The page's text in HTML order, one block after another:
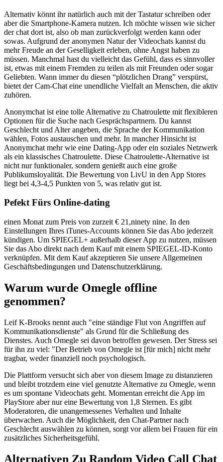
Alternativ könnt ihr natürlich auch mit der Tastatur schreiben oder
aber die Smartphone-Kamera nutzen. Ich möchte wissen wie sicher
der chat dort ist, also ob man zurückverfolgt werden kann oder
sowas. Aufgrund der anonymen Natur der Videochats kannst du
mehr Freude an der Geselligkeit erleben, ohne Angst haben zu
müssen. Manchmal hast du vielleicht das Gefühl, dass es sinnvoller
ist, etwas mit einem Fremden zu teilen als mit Freunden oder sogar
Geliebten. Wann immer du diesen “plötzlichen Drang” verspürst,
bietet der Cam-Chat eine unendliche Vielfalt an Menschen, die aktiv
zuhören.
Anonymchat ist eine tolle Alternative zu Chatroulette mit flexibleren
Optionen für die Suche nach Gesprächspartnern. Du kannst
Geschlecht und Alter angeben, die Sprache der Kommunikation
wählen, Fotos austauschen und mehr. In mancher Hinsicht ist
Anonymchat mehr wie eine Dating-App oder ein soziales Netzwerk
als ein klassisches Chatroulette. Diese Chatroulette-Alternative ist
nicht nur funktionaler, sondern genießt auch eine große
Publikumsloyalität. Die Bewertung von LivU in den App Stores
liegt bei 4,3-4,5 Punkten von 5, was relativ gut ist.
Pefekt Fürs Online-dating
einen Monat zum Preis von zurzeit € 21,ninety nine. In den
Einstellungen Ihres iTunes-Accounts können Sie das Abo jederzeit
kündigen. Um SPIEGEL+ außerhalb dieser App zu nutzen, müssen
Sie das Abo direkt nach dem Kauf mit einem SPIEGEL-ID-Konto
verknüpfen. Mit dem Kauf akzeptieren Sie unsere Allgemeinen
Geschäftsbedingungen und Datenschutzerklärung.
Warum wurde Omegle offline
genommen?
Leif K-Brooks nennt auch "eine ständige Flut von Angriffen auf
Kommunikationsdienste" als Grund für die Schließung des
Dienstes. Auch Omegle sei davon betroffen gewesen. Der Stress sei
für ihn zu viel: "Der Betrieb von Omegle ist [für mich] nicht mehr
tragbar, weder finanziell noch psychologisch.
Die Plattform versucht sich aber von diesem Image zu distanzieren
und bleibt trotzdem eine viel genutzte Alternative zu Omegle, wenn
es um spontane Videochats geht. Momentan erreicht die App im
PlayStore aber nur eine Bewertung von 1,8 Sternen. Es gibt
Moderatoren, die unangemessenes Verhalten und Inhalte
überwachen. Auch die Möglichkeit, den Chat-Partner nach
Geschlecht auswählen zu können, sorgt vor allem bei Frauen für ein
zusätzliches Sicherheitsgefühl.
Alternativen Zu Random Video Call Chat